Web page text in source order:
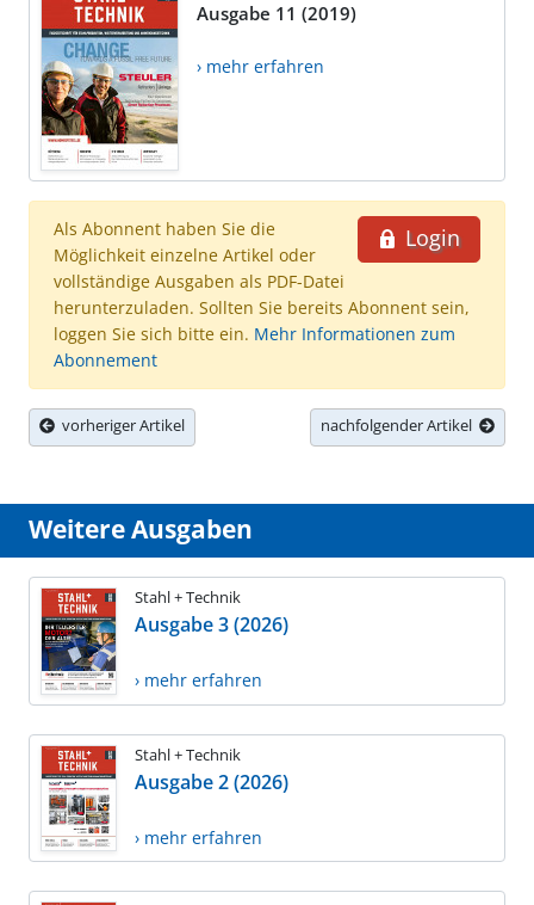
Ausgabe 11 (2019)
› mehr erfahren
Login
Als Abonnent haben Sie die
Möglichkeit einzelne Artikel oder
vollständige Ausgaben als PDF-Datei
herunterzuladen. Sollten Sie bereits Abonnent sein,
loggen Sie sich bitte ein. Mehr Informationen zum
Abonnement
vorheriger Artikel nachfolgender Artikel
Weitere Ausgaben
Stahl + Technik
Ausgabe 3 (2026)
› mehr erfahren
Stahl + Technik
Ausgabe 2 (2026)
› mehr erfahren